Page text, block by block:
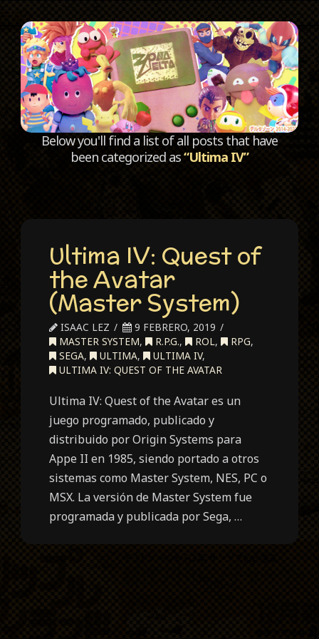
Below you'll find a list of all posts that have
been categorized as“Ultima IV”
Ultima IV: Quest of
the Avatar
(Master System)
ISAAC LEZ
9 FEBRERO, 2019
MASTER SYSTEM, R.P.G., ROL, RPG,
SEGA, ULTIMA, ULTIMA IV,
ULTIMA IV: QUEST OF THE AVATAR
Ultima IV: Quest of the Avatar es un
juego programado, publicado y
distribuido por Origin Systems para
Appe II en 1985, siendo portado a otros
sistemas como Master System, NES, PC o
MSX. La versión de Master System fue
programada y publicada por Sega, …